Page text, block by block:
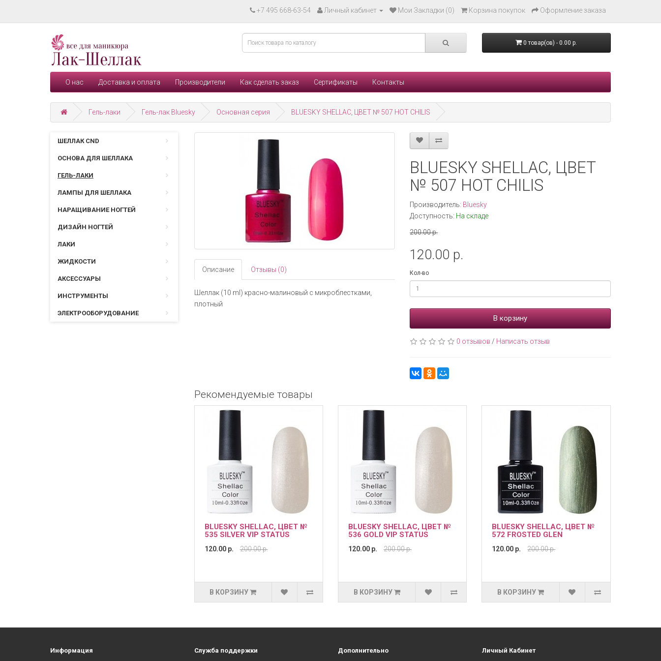
+7 495 668-63-54 Личный кабинет Мои Закладки (0) Корзина покупок Оформление заказа
0 товар(ов) - 0.00 р.
О нас Доставка и оплата Производители Как сделать заказ Сертификаты Контакты
Гель-лаки Гель-лак Bluesky Основная серия BLUESKY SHELLAC, ЦВЕТ № 507 HOT CHILIS
ШЕЛЛАК CND
ОСНОВА ДЛЯ ШЕЛЛАКА
ГЕЛЬ-ЛАКИ
ЛАМПЫ ДЛЯ ШЕЛЛАКА
НАРАЩИВАНИЕ НОГТЕЙ
ДИЗАЙН НОГТЕЙ
ЛАКИ
ЖИДКОСТИ
АКСЕССУАРЫ
ИНСТРУМЕНТЫ
ЭЛЕКТРООБОРУДОВАНИЕ
Описание Отзывы (0)
Шеллак (10 ml) красно-малиновый с микроблестками,
плотный
BLUESKY SHELLAC, ЦВЕТ
№ 507 HOT CHILIS
Производитель: Bluesky
Доступность: На складе
200.00 р.
120.00 р.
Кол-во
В корзину
0 отзывов / Написать отзыв
Рекомендуемые товары
BLUESKY SHELLAC, ЦВЕТ №
535 SILVER VIP STATUS
120.00 р. 200.00 р.
В КОРЗИНУ
BLUESKY SHELLAC, ЦВЕТ №
536 GOLD VIP STATUS
120.00 р. 200.00 р.
В КОРЗИНУ
BLUESKY SHELLAC, ЦВЕТ №
572 FROSTED GLEN
120.00 р. 200.00 р.
В КОРЗИНУ
Информация Служба поддержки Дополнительно Личный Кабинет